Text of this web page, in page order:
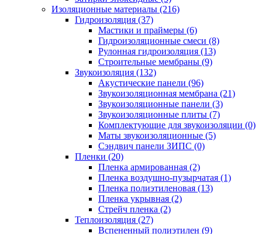
Изоляционные материалы (216)
Гидроизоляция (37)
Мастики и праймеры (6)
Гидроизоляционные смеси (8)
Рулонная гидроизоляция (13)
Строительные мембраны (9)
Звукоизоляция (132)
Акустические панели (96)
Звукоизоляционная мембрана (21)
Звукоизоляционные панели (3)
Звукоизоляционные плиты (7)
Комплектующие для звукоизоляции (0)
Маты звукоизоляционные (5)
Сэндвич панели ЗИПС (0)
Пленки (20)
Пленка армированная (2)
Пленка воздушно-пузырчатая (1)
Пленка полиэтиленовая (13)
Пленка укрывная (2)
Стрейч пленка (2)
Теплоизоляция (27)
Вспененный полиэтилен (9)